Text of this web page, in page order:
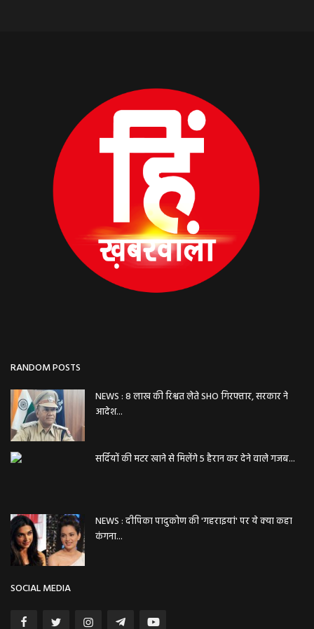
RANDOM POSTS
NEWS : 8 लाख की रिश्वत लेते SHO गिरफ्तार, सरकार ने
आदेश...
सर्दियों की मटर खाने से मिलेंगे 5 हैरान कर देने वाले गजब...
NEWS : दीपिका पादुकोण की 'गहराइयां' पर ये क्या कहा
कंगना...
SOCIAL MEDIA